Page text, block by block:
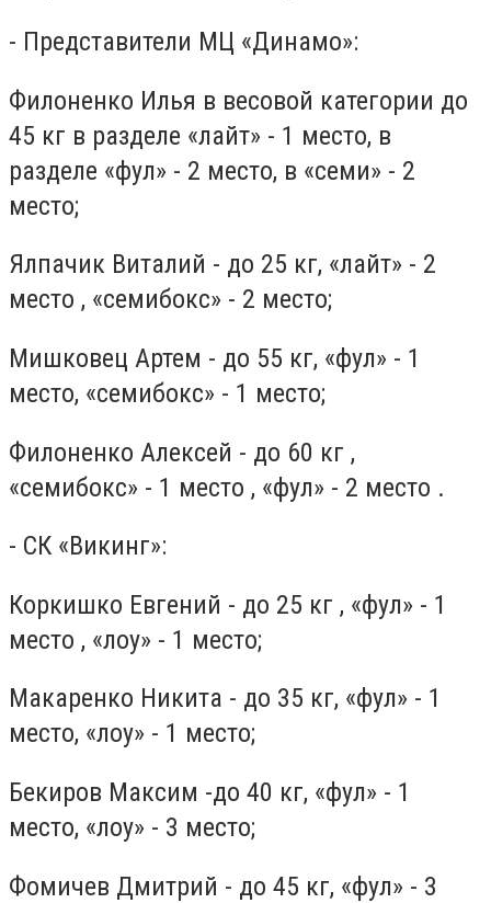
- Представители МЦ «Динамо»:
Филоненко Илья в весовой категории до
45 кг в разделе «лайт» - 1 место, в
разделе «фул» - 2 место, в «семи» - 2
место;
Ялпачик Виталий - до 25 кг, «лайт» - 2
место , «семибокс» - 2 место;
Мишковец Артем - до 55 кг, «фул» - 1
место, «семибокс» - 1 место;
Филоненко Алексей - до 60 кг ,
«семибокс» - 1 место , «фул» - 2 место .
- СК «Викинг»:
Коркишко Евгений - до 25 кг , «фул» - 1
место , «лоу» - 1 место;
Макаренко Никита - до 35 кг, «фул» - 1
место, «лоу» - 1 место;
Бекиров Максим -до 40 кг, «фул» - 1
место, «лоу» - 3 место;
Фомичев Дмитрий - до 45 кг, «фул» - 3